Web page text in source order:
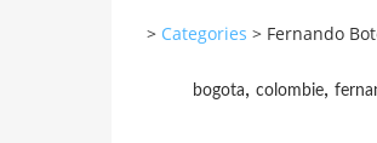
> Categories > Fernando
bogota, colombie,